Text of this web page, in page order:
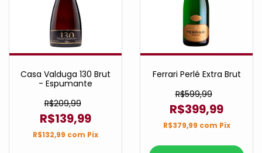
Casa Valduga 130 Brut
- Espumante
R$209,99
R$139,99
R$132,99 com Pix
Ferrari Perlé Extra Brut
R$599,99
R$399,99
R$379,99 com Pix